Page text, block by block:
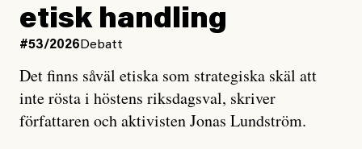
och då ska en efterforska diskret, just för att inte skapa
oro inom rörelsen.
Artikeln undersöker inte, som ETC påstår, ”vad som
är sant, vad som är rykten”, utan den bidrar bara till
ännu mer ryktesspridning. Det finns inte ett enda bevis
etisk handling
#53/2026 Debatt
Det finns såväl etiska som strategiska skäl att
inte rösta i höstens riksdagsval, skriver
författaren och aktivisten Jonas Lundström.